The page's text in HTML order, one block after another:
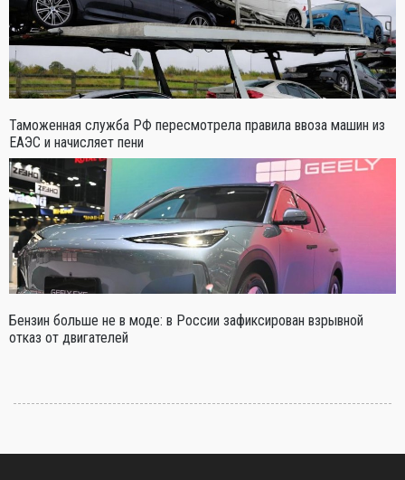
Таможенная служба РФ пересмотрела правила ввоза машин из
ЕАЭС и начисляет пени
Бензин больше не в моде: в России зафиксирован взрывной
отказ от двигателей